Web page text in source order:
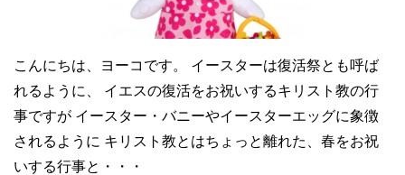
こんにちは、ヨーコです。 イースターは復活祭とも呼ば
れるように、 イエスの復活をお祝いするキリスト教の行
事ですが イースター・バニーやイースターエッグに象徴
されるように キリスト教とはちょっと離れた、春をお祝
いする行事と・・・